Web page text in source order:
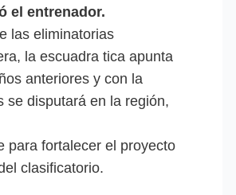
el entrenador.
las eliminatorias
la escuadra tica apunta
anteriores y con la
se disputará en la región,
para fortalecer el proyecto
clasificatorio.